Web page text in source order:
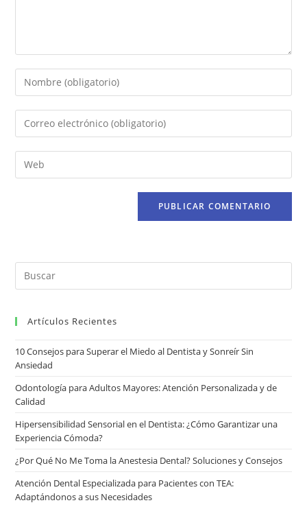
Artículos Recientes
10 Consejos para Superar el Miedo al Dentista y Sonreír Sin
Ansiedad
Odontología para Adultos Mayores: Atención Personalizada y de
Calidad
Hipersensibilidad Sensorial en el Dentista: ¿Cómo Garantizar una
Experiencia Cómoda?
¿Por Qué No Me Toma la Anestesia Dental? Soluciones y Consejos
Atención Dental Especializada para Pacientes con TEA:
Adaptándonos a sus Necesidades